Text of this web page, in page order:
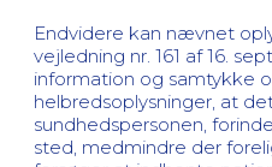
Endvidere kan nævnet
vejledning nr. 161 af 16.
information og samtykke
helbredsoplysninger, at
sundhedspersonen,
sted, medmindre der